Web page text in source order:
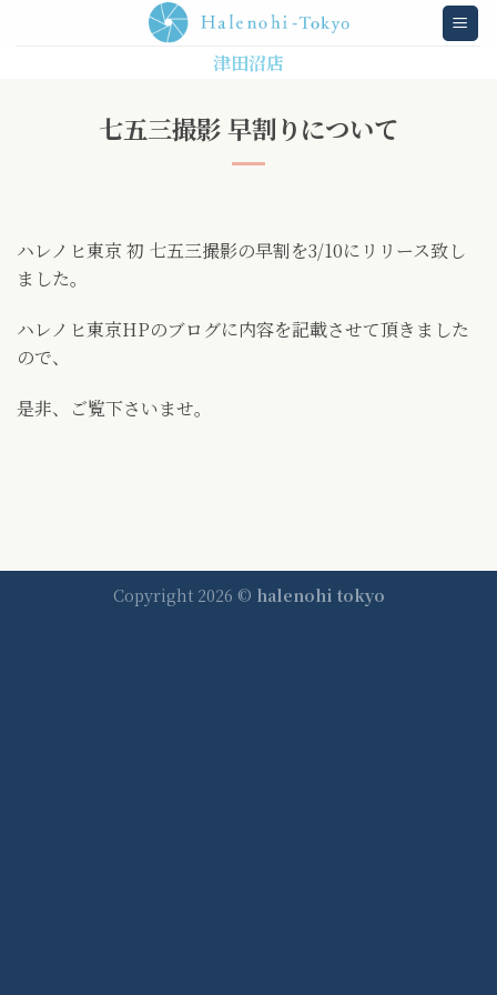
津田沼店
七五三撮影 早割りについて
ハレノヒ東京 初 七五三撮影の早割を3/10にリリース致し
ました。
ハレノヒ東京HPのブログに内容を記載させて頂きました
ので、
是非、ご覧下さいませ。
Copyright 2026 © halenohi tokyo